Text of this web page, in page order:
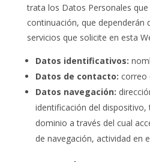
trata los Datos Personales que
continuación, que dependerán
servicios que solicite en esta
Datos identificativos:
Datos de contacto: correo
Datos navegación:
identificación del dispositivo,
dominio a través del cual
de navegación, actividad en